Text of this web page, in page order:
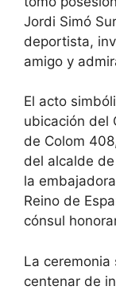
Jordi Simó
deportista,
amigo y
El acto
ubicación del
de Colom
del alcalde
la
Reino de
cónsul
La ceremonia
centenar de